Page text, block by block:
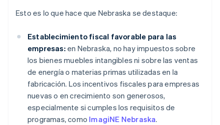
Esto es lo que hace que Nebraska se destaque:
Establecimiento fiscal favorable para las
empresas: en Nebraska, no hay impuestos sobre
los bienes muebles intangibles ni sobre las ventas
de energía o materias primas utilizadas en la
fabricación. Los incentivos fiscales para empresas
nuevas o en crecimiento son generosos,
especialmente si cumples los requisitos de
programas, como ImagiNE Nebraska.